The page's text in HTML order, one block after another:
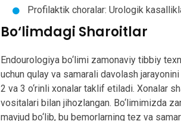
Profilaktik choralar: Urologik
Bo‘limdagi Sharoitlar
Endourologiya bo‘limi zamonaviy tibbiy
uchun qulay va samarali davolash
2 va 3 o‘rinli xonalar taklif etiladi. Xonalar
vositalari bilan jihozlangan. Bo‘limimizda
mavjud bo‘lib, bu bemorlarning tez va